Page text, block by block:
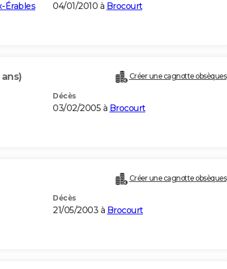
Érables 04/01/2010 à Brocourt
Créer une cagnotte obsèques
Décès
03/02/2005 à Brocourt
Créer une cagnotte obsèques
Décès
21/05/2003 à Brocourt